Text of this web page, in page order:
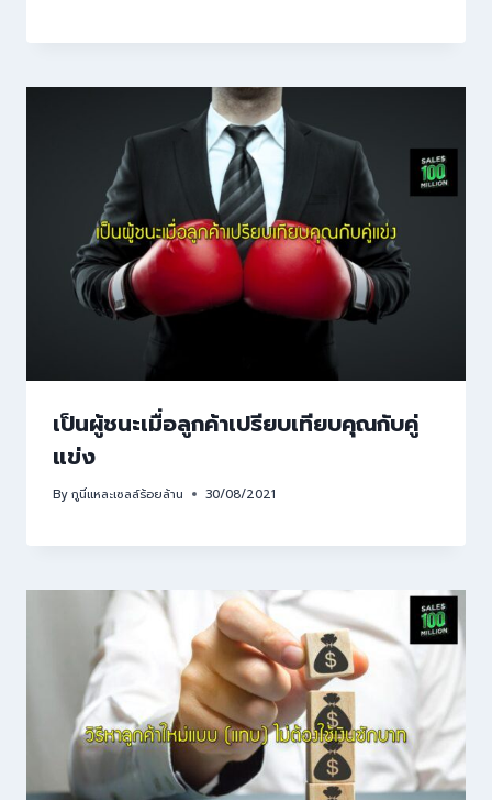
เป็นผู้ชนะเมื่อลูกค้าเปรียบเทียบคุณกับคู่
แข่ง
Byกูนี่แหละเซลล์ร้อยล้าน 30/08/2021